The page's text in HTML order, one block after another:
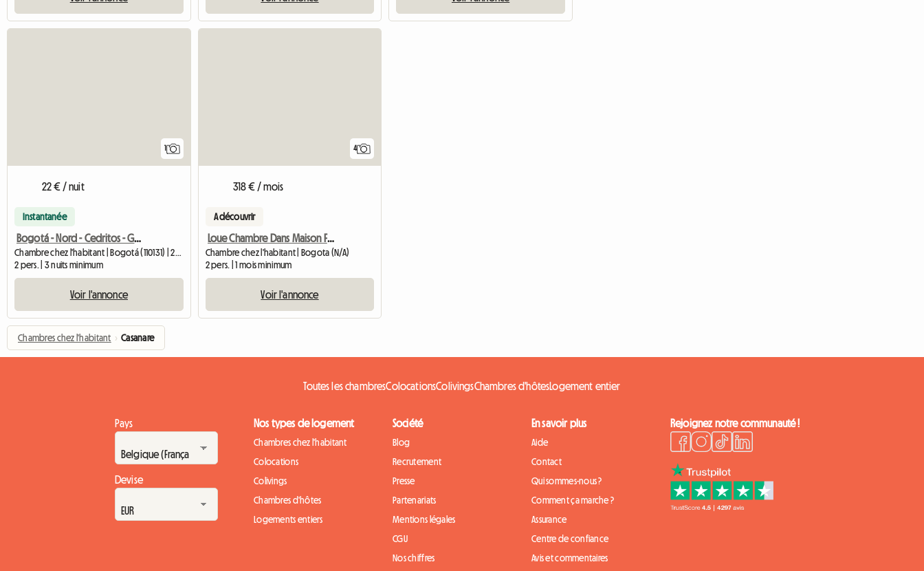
1
22 € / nuit
Instantanée
Bogotá - Nord - Cedritos - Grande chambre
Chambre chez l'habitant | Bogotá (110131) | 23 M2
2 pers. | 3 nuits minimum
Voir l'annonce
4
318 € / mois
A découvrir
Loue Chambre Dans Maison Familiale
Chambre chez l'habitant | Bogota (N/A)
2 pers. | 1 mois minimum
Voir l'annonce
Chambres chez l'habitant › Casanare
Toutes les chambresColocationsColivingsChambres d'hôtes Logement entier
Pays
Devise
Nos types de logement
Chambres chez l'habitant
Colocations
Colivings
Chambres d'hôtes
Logements entiers
Société
Blog
Recrutement
Presse
Partenariats
Mentions légales
CGU
Nos chiffres
En savoir plus
Aide
Contact
Qui sommes-nous ?
Comment ça marche ?
Assurance
Centre de confiance
Avis et commentaires
Rejoignez notre communauté !